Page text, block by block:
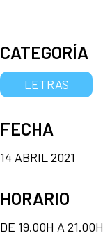
CATEGORÍA
LETRAS
FECHA
14 ABRIL 2021
HORARIO
DE 19.00H A 21.00H